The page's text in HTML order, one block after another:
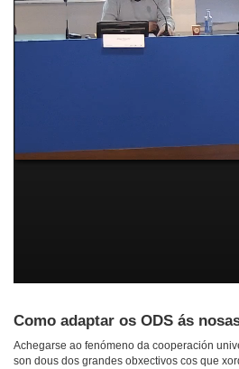
Como adaptar os ODS ás
Achegarse ao fenómeno da cooperación
son dous dos grandes obxectivos cos que